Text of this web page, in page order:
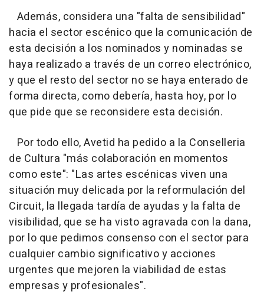
Además, considera una "falta de sensibilidad"
hacia el sector escénico que la comunicación de
esta decisión a los nominados y nominadas se
haya realizado a través de un correo electrónico,
y que el resto del sector no se haya enterado de
forma directa, como debería, hasta hoy, por lo
que pide que se reconsidere esta decisión.
Por todo ello, Avetid ha pedido a la Conselleria
de Cultura "más colaboración en momentos
como este": "Las artes escénicas viven una
situación muy delicada por la reformulación del
Circuit, la llegada tardía de ayudas y la falta de
visibilidad, que se ha visto agravada con la dana,
por lo que pedimos consenso con el sector para
cualquier cambio significativo y acciones
urgentes que mejoren la viabilidad de estas
empresas y profesionales".